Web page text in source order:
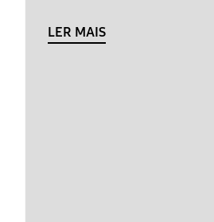
LER MAIS